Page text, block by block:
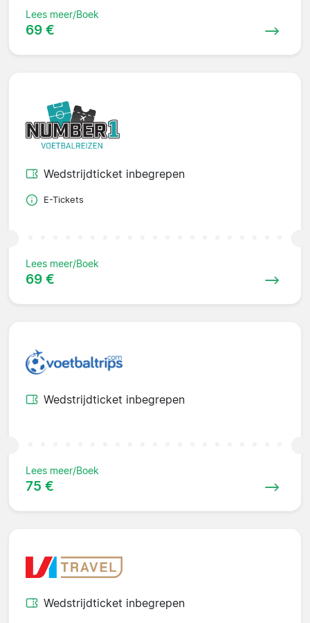
Lees meer/Boek
69 €
Wedstrijdticket inbegrepen
E-Tickets
Lees meer/Boek
69 €
Wedstrijdticket inbegrepen
Lees meer/Boek
75 €
Wedstrijdticket inbegrepen